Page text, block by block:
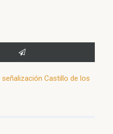
señalización Castillo de los